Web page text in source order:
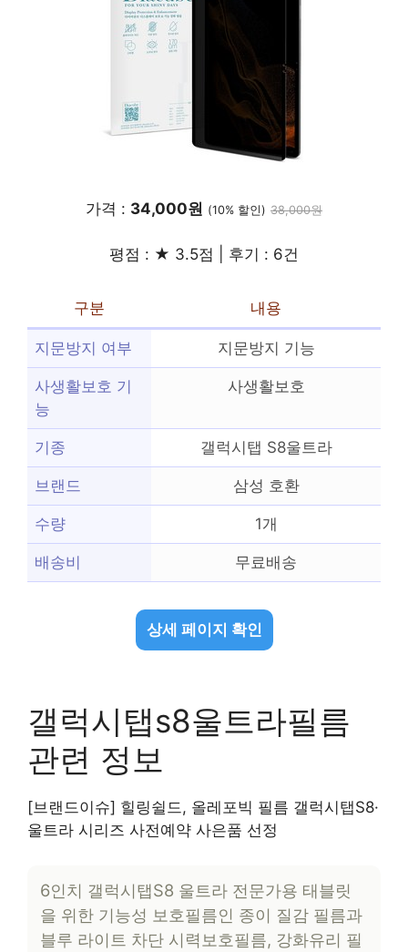
가격 : 34,000원 (10% 할인) 38,000원
평점 : ★ 3.5점 | 후기 : 6건
구분 내용
지문방지 여부 지문방지 기능
사생활보호 기
능
사생활보호
기종 갤럭시탭 S8울트라
브랜드 삼성 호환
수량 1개
배송비 무료배송
상세 페이지 확인
갤럭시탭s8울트라필름
관련 정보
[브랜드이슈] 힐링쉴드, 올레포빅 필름 갤럭시탭S8·
울트라 시리즈 사전예약 사은품 선정
6인치 갤럭시탭S8 울트라 전문가용 태블릿
을 위한 기능성 보호필름인 종이 질감 필름과
블루 라이트 차단 시력보호필름, 강화유리 필